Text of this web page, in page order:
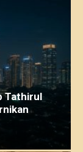
Tathirul